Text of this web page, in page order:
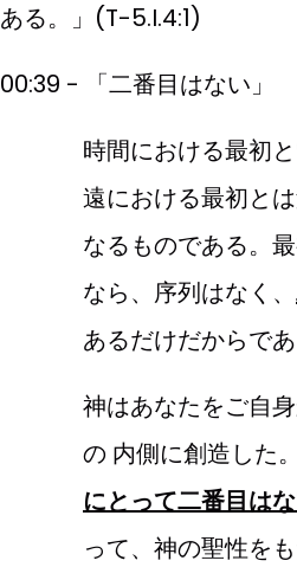
ある。」(T-5.I.4:1)
00:39 - 「二番目はない」
時間における最初
遠における最初と
なるものである。
なら、序列はなく、
あるだけだからであ
神はあなたをご自
の 内側に創造した
にとって二番目は
って、神の聖性を